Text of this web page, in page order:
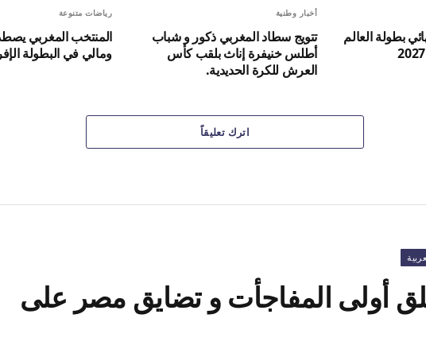
بطولة العالم
أخبار وطنية
تتويج سطاد المغربي ذكور و شباب
أطلس خنيفرة إناث بلقب كأس
العرش للكرة الحديدية.
رياضات متنوعة
المنتخب المغربي
ومالي في البطولة
اترك تعليقاً
أولى المفاجأت و تضايق مصر على